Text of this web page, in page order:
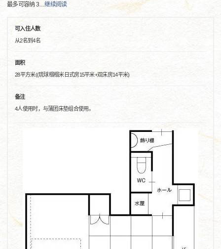
最多可容纳 3…继续阅读
可入住人数
从2名到4名
面积
28平方米((琉球榻榻米日式房15平米+双床房14平米)
备注
4人使用时，与蒲团床垫组合使用。